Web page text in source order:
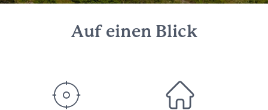
Auf einen Blick